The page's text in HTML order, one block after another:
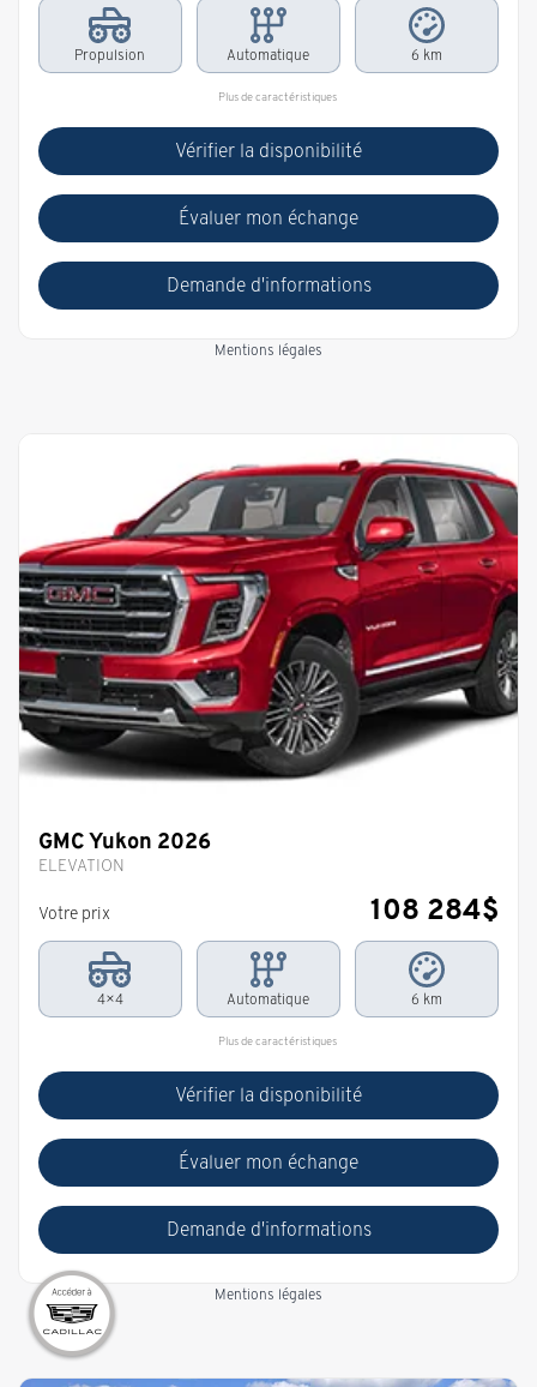
Propulsion Automatique 6 km
Plus de caractéristiques
Vérifier la disponibilité
Évaluer mon échange
Demande d'informations
Mentions légales
GMC Yukon 2026
ELEVATION
Votre prix 108 284$
4×4 Automatique 6 km
Plus de caractéristiques
Vérifier la disponibilité
Évaluer mon échange
Demande d'informations
Mentions légales